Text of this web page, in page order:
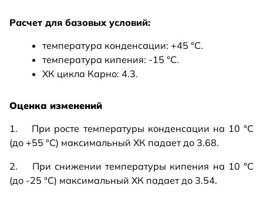
Расчет для базовых условий:
температура конденсации: +45 °C.
температура кипения: -15 °C.
ХК цикла Карно: 4.3.
Оценка изменений
1. При росте температуры конденсации на 10 °C
(до +55 °C) максимальный ХК падает до 3.68.
2. При снижении температуры кипения на 10 °C
(до -25 °C) максимальный ХК падает до 3.54.